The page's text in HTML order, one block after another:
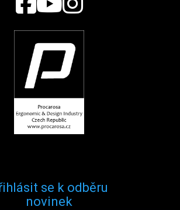
se k odběru
novinek